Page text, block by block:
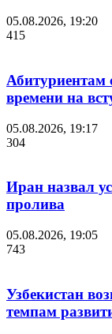
05.08.2026, 19:20
415
Абитуриентам
времени на
05.08.2026, 19:17
304
Иран назвал
пролива
05.08.2026, 19:05
743
Узбекистан
темпам